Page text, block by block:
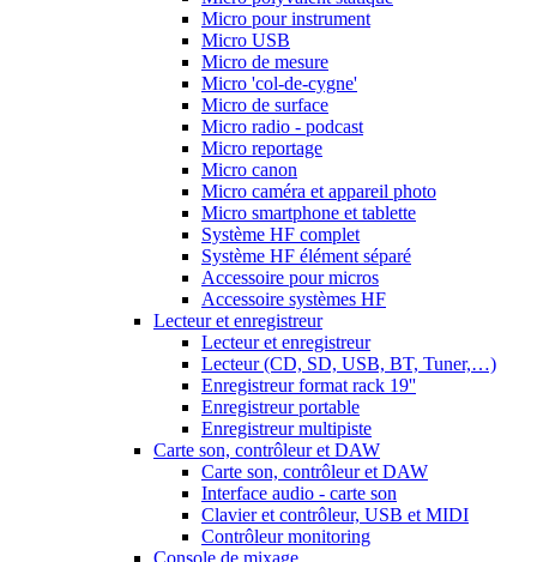
Micro pour instrument
Micro USB
Micro de mesure
Micro 'col-de-cygne'
Micro de surface
Micro radio - podcast
Micro reportage
Micro canon
Micro caméra et appareil photo
Micro smartphone et tablette
Système HF complet
Système HF élément séparé
Accessoire pour micros
Accessoire systèmes HF
Lecteur et enregistreur
Lecteur et enregistreur
Lecteur (CD, SD, USB, BT, Tuner,…)
Enregistreur format rack 19''
Enregistreur portable
Enregistreur multipiste
Carte son, contrôleur et DAW
Carte son, contrôleur et DAW
Interface audio - carte son
Clavier et contrôleur, USB et MIDI
Contrôleur monitoring
Console de mixage